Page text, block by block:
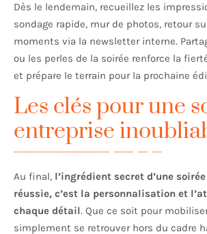
Dès le lendemain, recueillez les
sondage rapide, mur de photos, retour
moments via la newsletter interne.
ou les perles de la soirée renforce la
et prépare le terrain pour la prochaine
Les clés pour une
entreprise
Au final, l’ingrédient secret d’une
réussie, c’est la personnalisation et
chaque détail. Que ce soit pour
simplement se retrouver hors du cadre